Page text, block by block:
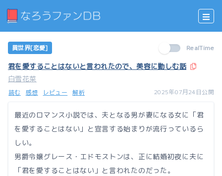
異世界[恋愛] RealTime
君を愛することはないと言われたので、美容に勤しむ話
白雪花菜
読む 感想 レビュー 解析 2025年07月24日公開
最近のロマンス小説では、夫となる男が妻になる女に「君
を愛することはない」と宣言する始まりが流行っているら
しい。
男爵令嬢グレース・エドモストンは、正に結婚初夜に夫に
「君を愛することはない」と言われたのだった。